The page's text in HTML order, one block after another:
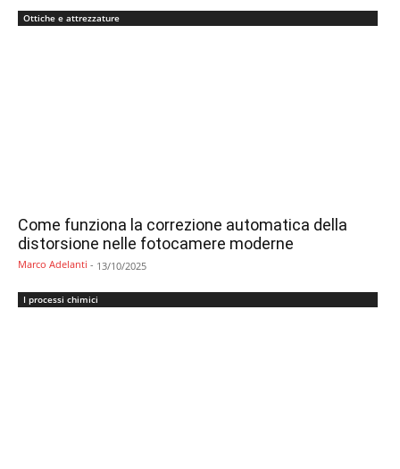
Ottiche e attrezzature
Come funziona la correzione automatica della
distorsione nelle fotocamere moderne
Marco Adelanti - 13/10/2025
I processi chimici